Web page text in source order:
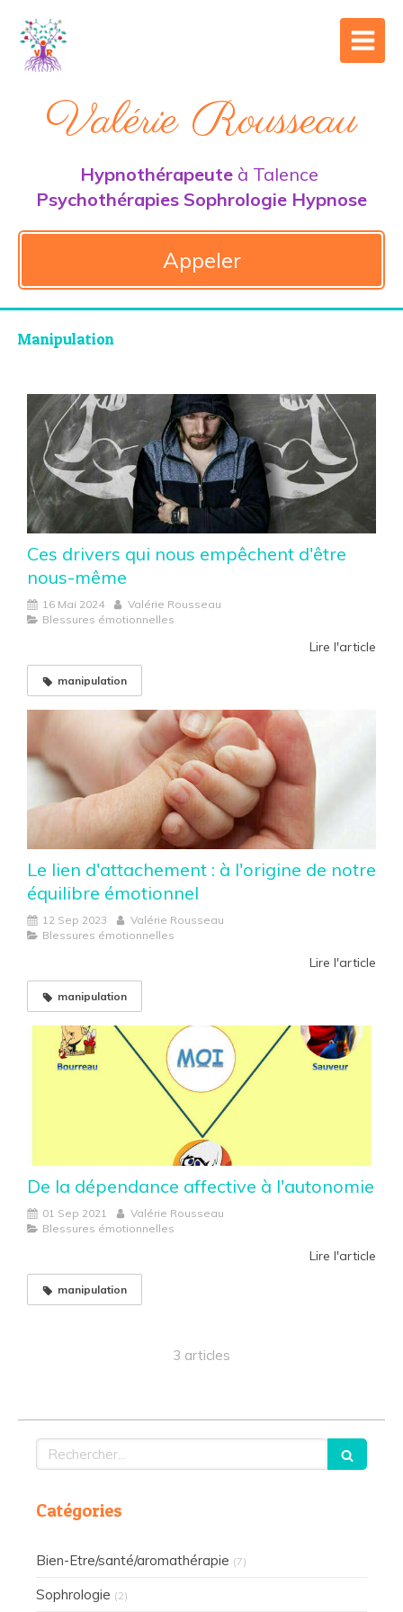
Valérie Rousseau
Hypnothérapeute à Talence
Psychothérapies Sophrologie Hypnose
Appeler
Manipulation
Ces drivers qui nous empêchent d'être
nous-même
16 Mai 2024
Valérie Rousseau
Blessures émotionnelles
Lire l'article
manipulation
Le lien d'attachement : à l'origine de notre
équilibre émotionnel
12 Sep 2023
Valérie Rousseau
Blessures émotionnelles
Lire l'article
manipulation
De la dépendance affective à l'autonomie
01 Sep 2021
Valérie Rousseau
Blessures émotionnelles
Lire l'article
manipulation
3 articles
Rechercher
Catégories
Bien-Etre/santé/aromathérapie (7)
Sophrologie (2)